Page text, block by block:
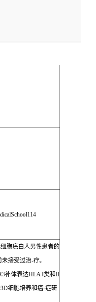
胞癌白人男性患者的
接受过治-疗。
补体表达HLA I类和II
细胞培养和癌-症研